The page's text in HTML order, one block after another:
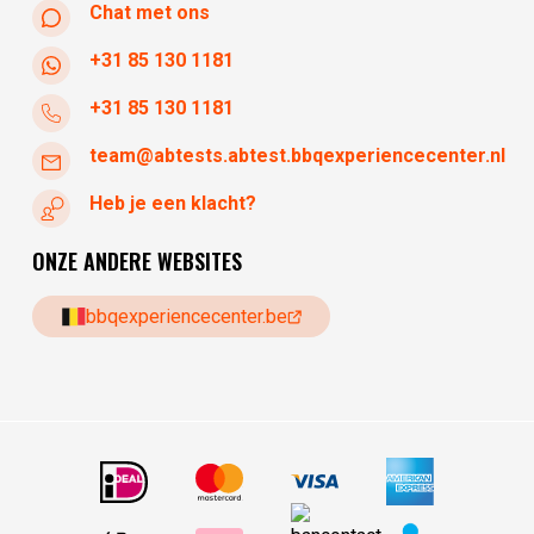
Chat met ons
+31 85 130 1181
+31 85 130 1181
team@abtests.abtest.bbqexperiencecenter.nl
Heb je een klacht?
ONZE ANDERE WEBSITES
bbqexperiencecenter.be